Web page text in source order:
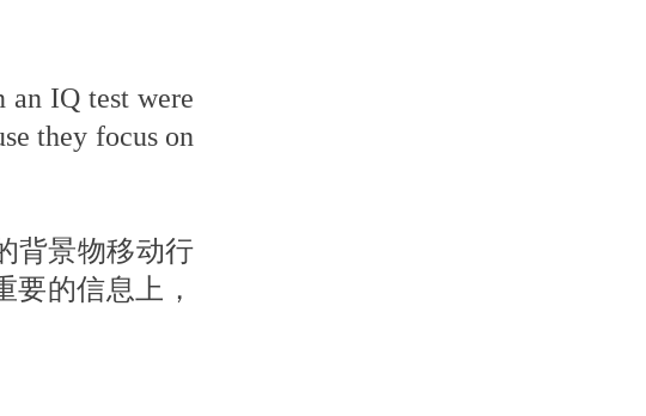
an IQ test were
they focus on
背景物移动行
的信息上，